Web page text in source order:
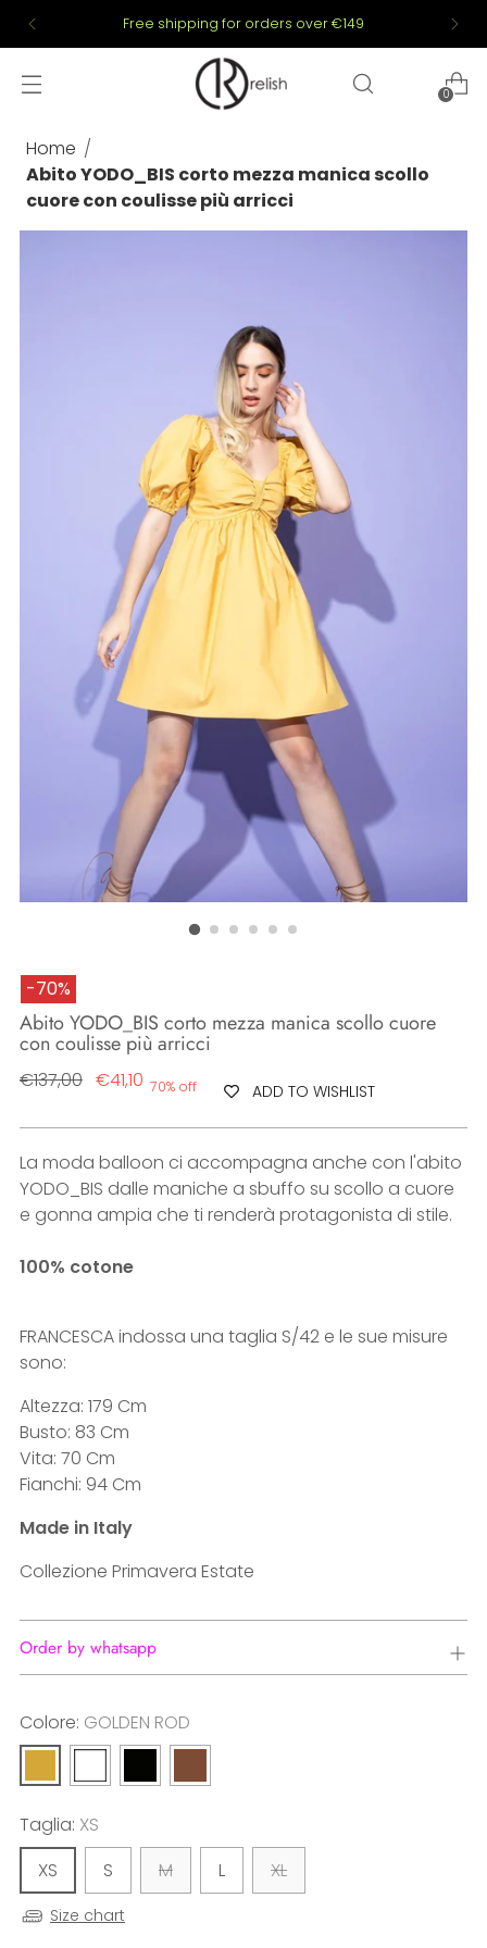
Free shipping for orders over €149
0
Home
Abito YODO_BIS corto mezza manica scollo
cuore con coulisse più arricci
-70%
Abito YODO_BIS corto mezza manica scollo cuore
con coulisse più arricci
Regular
€137,00 €41,10 70% off ADD TO WISHLIST
La moda balloon ci accompagna anche con l'abito
YODO_BIS dalle maniche a sbuffo su scollo a cuore
e gonna ampia che ti renderà protagonista di stile.
100% cotone
FRANCESCA indossa una taglia S/42 e le sue misure
sono:
Altezza: 179 Cm
Busto: 83 Cm
Vita: 70 Cm
Fianchi: 94 Cm
Made in Italy
Collezione Primavera Estate
Order by whatsapp
Colore: GOLDEN ROD
Taglia: XS
XS
S M L XL
Size chart